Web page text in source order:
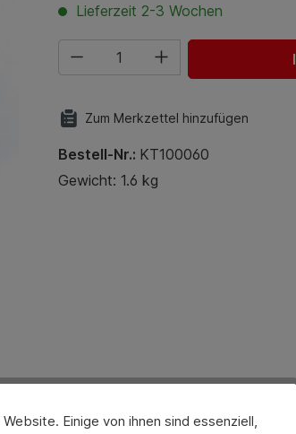
Lieferzeit 2-3 Wochen
Produkt Anzahl: Gib den
Zum Merkzettel hinzufügen
Bestell-Nr.: KT100060
Gewicht: 1.6 kg
Einige von ihnen sind essenziell,